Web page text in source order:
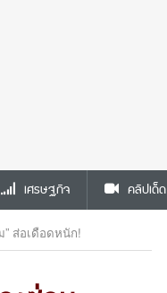
เศรษฐกิจ คลิปเด็ด
ส่อเดือดหนัก!